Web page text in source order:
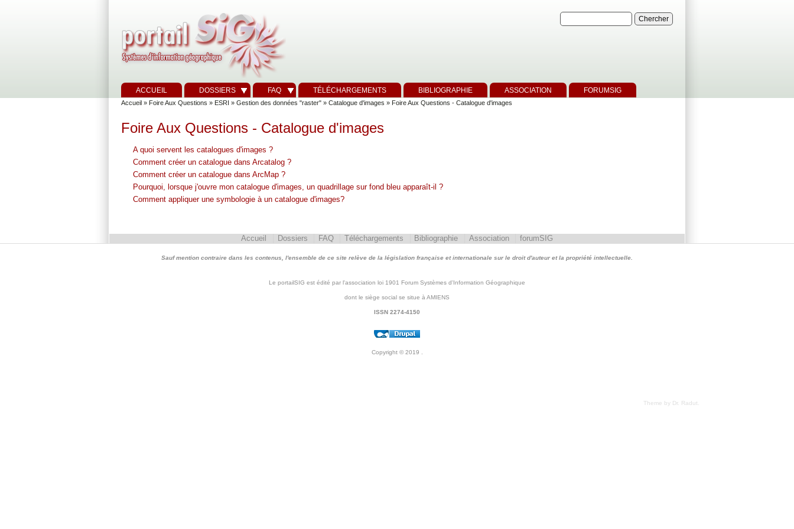
ACCUEIL DOSSIERS FAQ TÉLÉCHARGEMENTS BIBLIOGRAPHIE ASSOCIATION FORUMSIG
Accueil » Foire Aux Questions » ESRI » Gestion des données "raster" » Catalogue d'images » Foire Aux Questions - Catalogue d'images
Foire Aux Questions - Catalogue d'images
A quoi servent les catalogues d'images ?
Comment créer un catalogue dans Arcatalog ?
Comment créer un catalogue dans ArcMap ?
Pourquoi, lorsque j'ouvre mon catalogue d'images, un quadrillage sur fond bleu apparaît-il ?
Comment appliquer une symbologie à un catalogue d'images?
Accueil Dossiers FAQ Téléchargements Bibliographie Association forumSIG
Sauf mention contraire dans les contenus, l'ensemble de ce site relève de la législation française et internationale sur le droit d'auteur et la propriété intellectuelle.
Le portailSIG est édité par l'association loi 1901 Forum Systèmes d'Information Géographique
dont le siège social se situe à AMIENS
ISSN 2274-4150
Copyright © 2019
Theme by Dr. Radut